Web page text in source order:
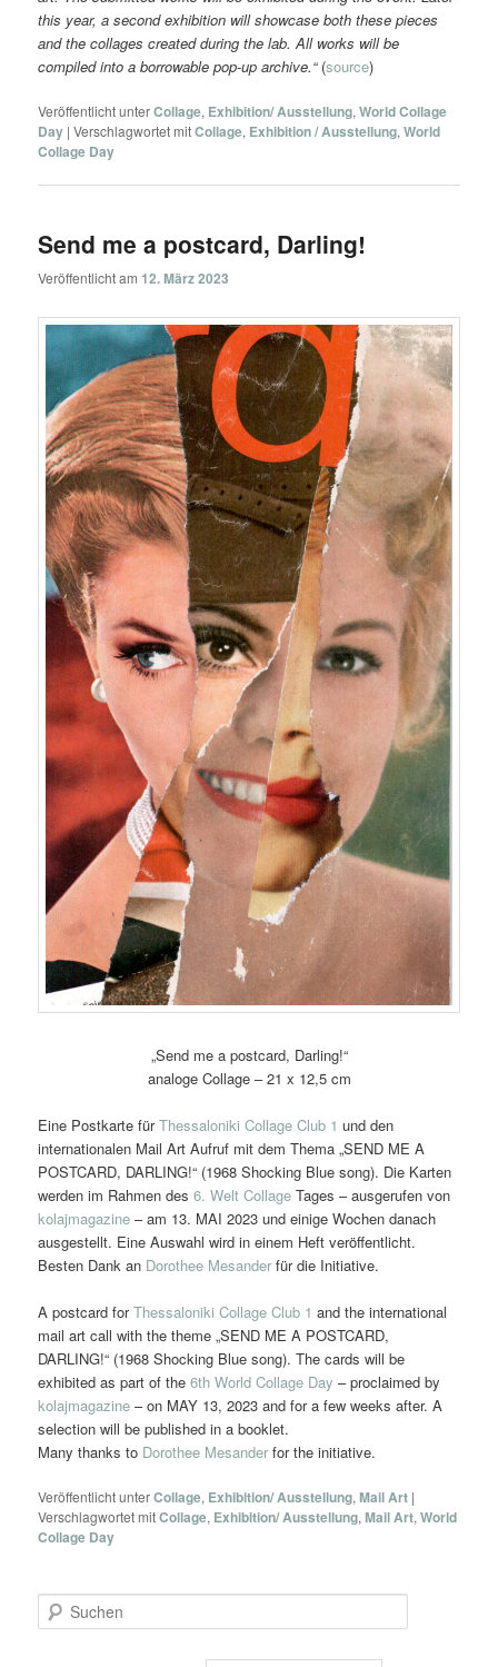
this year, a second exhibition will showcase both these pieces
and the collages created during the lab. All works will be
compiled into a borrowable pop-up archive.“(source)
Veröffentlicht unterCollage, Exhibition/ Ausstellung,World Collage
Day |Verschlagwortet mitCollage, Exhibition / Ausstellung,World
Collage Day
Send me a postcard, Darling!
Veröffentlicht am 12. März 2023
„Send me a postcard, Darling!“
analoge Collage – 21 x 12,5 cm
Eine Postkarte fürThessaloniki Collage Club 1 und den
internationalen Mail Art Aufruf mit dem Thema „SEND ME A
POSTCARD, DARLING!“ (1968 Shocking Blue song). Die Karten
werden im Rahmen des6. Welt Collage Tages – ausgerufen von
kolajmagazine – am 13. MAI 2023 und einige Wochen danach
ausgestellt. Eine Auswahl wird in einem Heft veröffentlicht.
Besten Dank an Dorothee Mesander für die Initiative.
A postcard forThessaloniki Collage Club 1 and the international
mail art call with the theme „SEND ME A POSTCARD,
DARLING!“ (1968 Shocking Blue song). The cards will be
exhibited as part of the6th World Collage Day – proclaimed by
kolajmagazine – on MAY 13, 2023 and for a few weeks after. A
selection will be published in a booklet.
Many thanks to Dorothee Mesander for the initiative.
Veröffentlicht unterCollage, Exhibition/ Ausstellung,Mail Art |
Verschlagwortet mitCollage, Exhibition/ Ausstellung,Mail Art,World
Collage Day
u